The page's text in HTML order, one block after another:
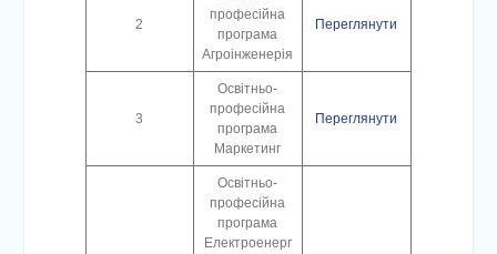
2
професійна
програма
Агроінженерія
Переглянути
3
Освітньо-
професійна
програма
Маркетинг
Переглянути
Освітньо-
професійна
програма
Електроенерг